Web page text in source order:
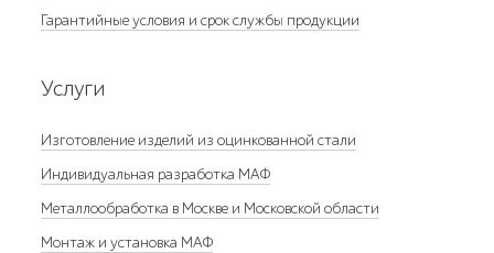
Гарантийные условия и срок службы продукции
Услуги
Изготовление изделий из оцинкованной стали
Индивидуальная разработка МАФ
Металлообработка в Москве и Московской области
Монтаж и установка МАФ